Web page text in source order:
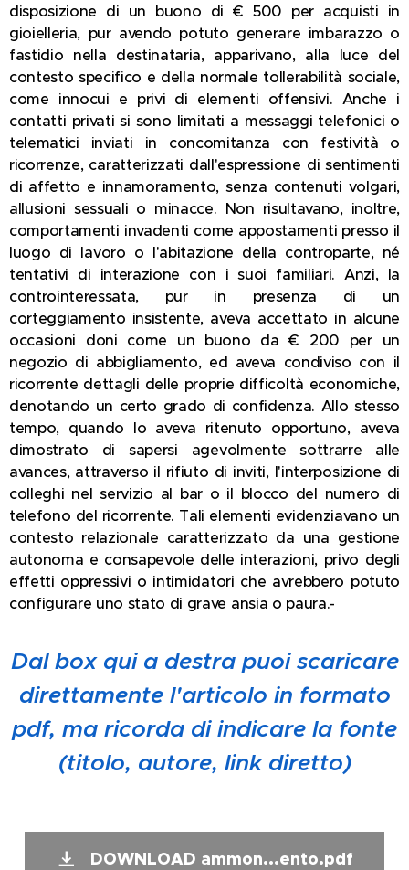
disposizione di un buono di € 500 per acquisti in
gioielleria, pur avendo potuto generare imbarazzo o
fastidio nella destinataria, apparivano, alla luce del
contesto specifico e della normale tollerabilità sociale,
come innocui e privi di elementi offensivi. Anche i
contatti privati si sono limitati a messaggi telefonici o
telematici inviati in concomitanza con festività o
ricorrenze, caratterizzati dall'espressione di sentimenti
di affetto e innamoramento, senza contenuti volgari,
allusioni sessuali o minacce. Non risultavano, inoltre,
comportamenti invadenti come appostamenti presso il
luogo di lavoro o l'abitazione della controparte, né
tentativi di interazione con i suoi familiari. Anzi, la
controinteressata, pur in presenza di un
corteggiamento insistente, aveva accettato in alcune
occasioni doni come un buono da € 200 per un
negozio di abbigliamento, ed aveva condiviso con il
ricorrente dettagli delle proprie difficoltà economiche,
denotando un certo grado di confidenza. Allo stesso
tempo, quando lo aveva ritenuto opportuno, aveva
dimostrato di sapersi agevolmente sottrarre alle
avances, attraverso il rifiuto di inviti, l'interposizione di
colleghi nel servizio al bar o il blocco del numero di
telefono del ricorrente. Tali elementi evidenziavano un
contesto relazionale caratterizzato da una gestione
autonoma e consapevole delle interazioni, privo degli
effetti oppressivi o intimidatori che avrebbero potuto
configurare uno stato di grave ansia o paura.-
Dal box qui a destra puoi scaricare
direttamente l'articolo in formato
pdf, ma ricorda di indicare la fonte
(titolo, autore, link diretto)
DOWNLOAD ammon...ento.pdf